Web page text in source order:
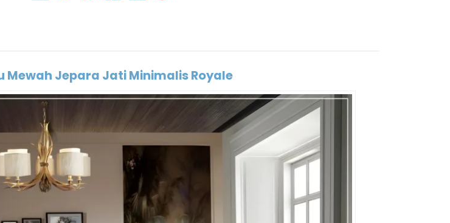
Mewah Jepara Jati Minimalis Royale